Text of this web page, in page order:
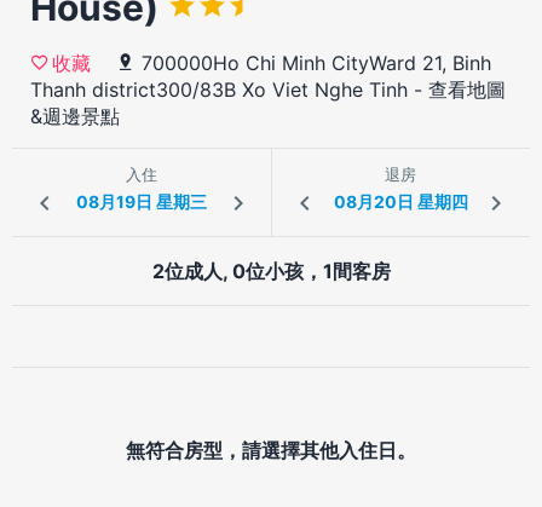
收藏
700000Ho Chi Minh CityWard 21, Binh
Thanh district300/83B Xo Viet Nghe Tinh - 查看地圖
&週邊景點
入住 退房
2位成人, 0位小孩，1間客房
無符合房型，請選擇其他入住日。